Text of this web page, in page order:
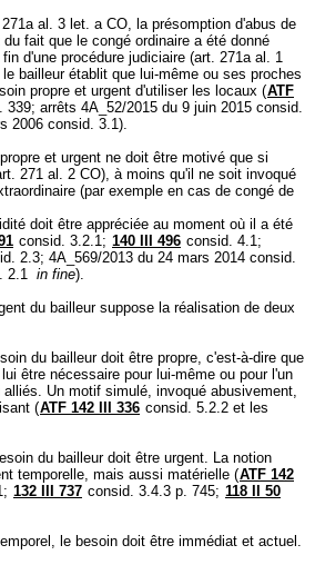
al. 3 let. a CO, la présomption d'abus de
fait que le congé ordinaire a été donné
d'une procédure judiciaire (art. 271a al. 1
bailleur établit que lui-même ou ses proches
propre et urgent d'utiliser les locaux (ATF
339; arrêts 4A_52/2015 du 9 juin 2015 consid.
2006 consid. 3.1).
et urgent ne doit être motivé que si
271 al. 2 CO), à moins qu'il ne soit invoqué
(par exemple en cas de congé de
doit être appréciée au moment où il a été
consid. 3.2.1; 140 III 496 consid. 4.1;
2.3; 4A_569/2013 du 24 mars 2014 consid.
2.1 in fine).
du bailleur suppose la réalisation de deux
du bailleur doit être propre, c'est-à-dire que
être nécessaire pour lui-même ou pour l'un
Un motif simulé, invoqué abusivement,
(ATF 142 III 336 consid. 5.2.2 et les
du bailleur doit être urgent. La notion
temporelle, mais aussi matérielle (ATF 142
132 III 737 consid. 3.4.3 p. 745; 118 II 50
le besoin doit être immédiat et actuel.